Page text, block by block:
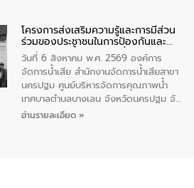
ประชาชน ตัวแทนจากโรงแรมต่างๆ ในเขต
เทศบาลตำบลราไวย์ ศูนย์บริหารจัดการ
คุณภาพน้ำเทศบาลตำบลราไวย์ นำโดยนาย
น้อย แก้วเศษ ผู้จัดการสำนักงานจัดการน้ำ
เสียสาขาภูเก็ต พร้อมด้วยเจ้าหน้าที่ จำนวน
5 คน ร่วมทำกิจกรรม ทำความสะอาด
ชายหาดและแหล่งท่องเที่ยว ณ บริเวณ
โครงการส่งเสริมความรู้และการมีส่วน
ร่วมของประชาชนในการป้องกันและ
แก้ไขปัญหาน้ำเสียอย่างยั่งยืน
วันที่ 6 สิงหาคม พ.ศ. 2569 องค์การ
จัดการน้ำเสีย สำนักงานจัดการน้ำเสียสาขา
นครปฐม ศูนย์บริหารจัดการคุณภาพน้ำ
เทศบาลตำบลบางเลน จังหวัดนครปฐม จัด
กิจกรรมภายใต้โครงการส่งเสริมความรู้และ
อ่านรายละเอียด »